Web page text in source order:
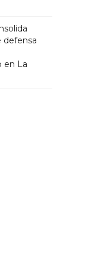
defensa
en La